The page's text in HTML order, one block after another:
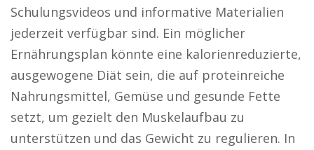
Schulungsvideos und informative Materialien
jederzeit verfügbar sind. Ein möglicher
Ernährungsplan könnte eine kalorienreduzierte,
ausgewogene Diät sein, die auf proteinreiche
Nahrungsmittel, Gemüse und gesunde Fette
setzt, um gezielt den Muskelaufbau zu
unterstützen und das Gewicht zu regulieren. In